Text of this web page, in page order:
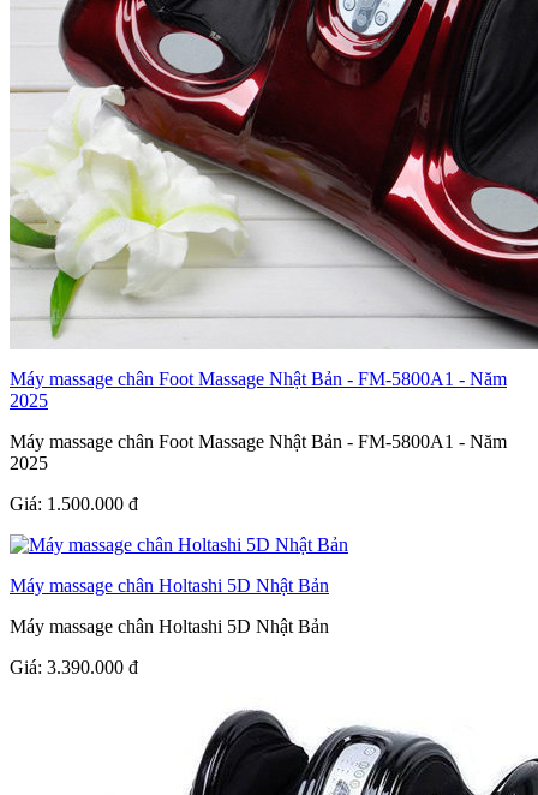
Máy massage chân Foot Massage Nhật Bản - FM-5800A1 - Năm
2025
Máy massage chân Foot Massage Nhật Bản - FM-5800A1 - Năm
2025
Giá: 1.500.000 đ
Máy massage chân Holtashi 5D Nhật Bản
Máy massage chân Holtashi 5D Nhật Bản
Giá: 3.390.000 đ